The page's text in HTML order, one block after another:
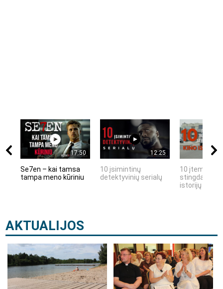
17:50
Se7en – kai tamsa
tampa meno kūriniu
12:25
10 įsimintinų
detektyvinių serialų
10 įtemptų,
stingdančių
istorijų
AKTUALIJOS